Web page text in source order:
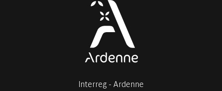
Interreg - Ardenne